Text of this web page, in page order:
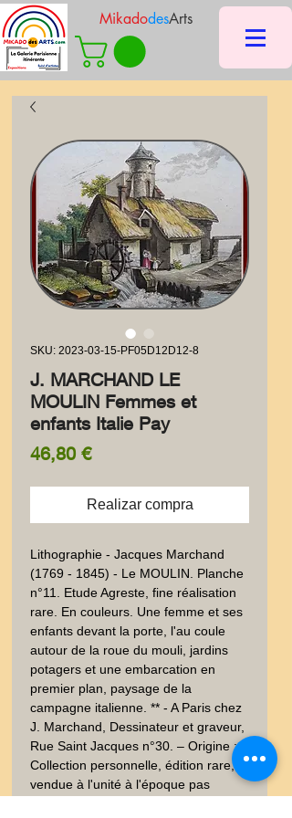
MikadodesArts
SKU: 2023-03-15-PF05D12D12-8
J. MARCHAND LE
MOULIN Femmes et
enfants Italie Pay
46,80 €Precio
Realizar compra
Lithographie - Jacques Marchand
(1769 - 1845) - Le MOULIN. Planche
n°11. Etude Agreste, fine réalisation
rare. En couleurs. Une femme et ses
enfants devant la porte, l'au coule
autour de la roue du mouli, jardins
potagers et une embarcation en
premier plan, paysage de la
campagne italienne. ** - A Paris chez
J. Marchand, Dessinateur et graveur,
Rue Saint Jacques n°30. – Origine :
Collection personnelle, édition rare,
vendue à l'unité à l'époque pas